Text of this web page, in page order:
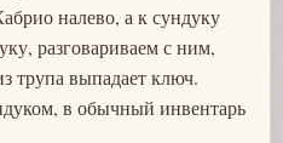
налево, а к сундуку
разговариваем с ним,
трупа выпадает ключ.
в обычный инвентарь